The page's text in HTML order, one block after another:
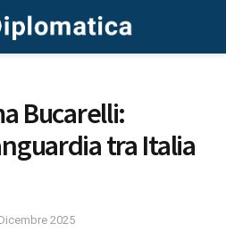
Bucarelli:
tra Italia
2025